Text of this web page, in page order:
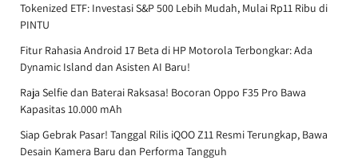
Tokenized ETF: Investasi S&P 500 Lebih Mudah, Mulai Rp11 Ribu di
PINTU
Fitur Rahasia Android 17 Beta di HP Motorola Terbongkar: Ada
Dynamic Island dan Asisten AI Baru!
Raja Selfie dan Baterai Raksasa! Bocoran Oppo F35 Pro Bawa
Kapasitas 10.000 mAh
Siap Gebrak Pasar! Tanggal Rilis iQOO Z11 Resmi Terungkap, Bawa
Desain Kamera Baru dan Performa Tangguh